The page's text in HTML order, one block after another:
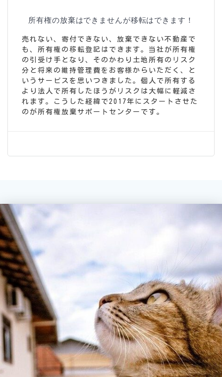
所有権の放棄はできませんが移転はできます！
売れない、寄付できない、放棄できない不動産で
も、所有権の移転登記はできます。 当社が所有権
の引受け手となり、そのかわり土地所有のリスク
分と将来の維持管理費をお客様からいただく、と
いうサービスを思いつきました。個人で所有する
より法人で所有したほうがリスクは大幅に軽減さ
れます。
こうした経緯で2017年にスタートさせた
のが所有権放棄サポートセンターです。